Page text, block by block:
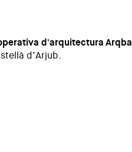
d'arquitectura
d’Arjub.